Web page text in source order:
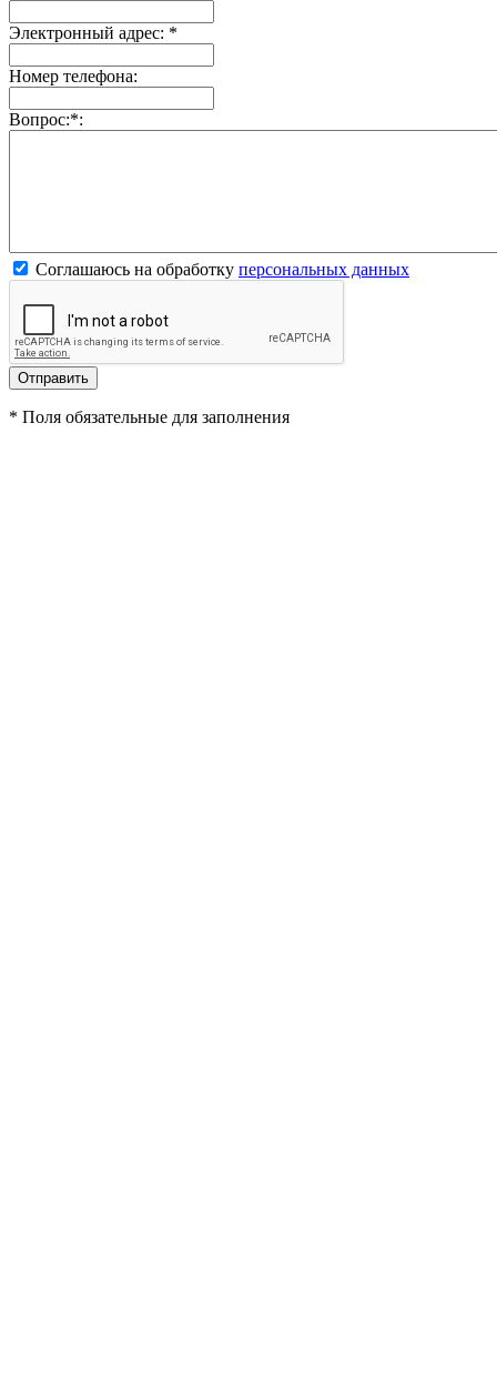
Электронный адрес: *
Номер телефона:
Вопрос:*:
Соглашаюсь на обработку персональных данных
* Поля обязательные для заполнения